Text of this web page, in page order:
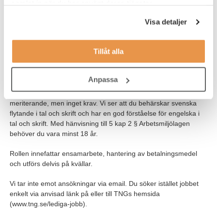
Visa detaljer
Tillåt alla
Anpassa
ser en långsiktighet med jobbet på Fitness24Seven
Har du tidigare arbetat med ett serviceinriktat jobb är det
meriterande, men inget krav. Vi ser att du behärskar svenska
flytande i tal och skrift och har en god förståelse för engelska i
tal och skrift. Med hänvisning till 5 kap 2 § Arbetsmiljölagen
behöver du vara minst 18 år.
Rollen innefattar ensamarbete, hantering av betalningsmedel
och utförs delvis på kvällar.
Vi tar inte emot ansökningar via email. Du söker istället jobbet
enkelt via anvisad länk på eller till TNGs hemsida
(www.tng.se/lediga-jobb).